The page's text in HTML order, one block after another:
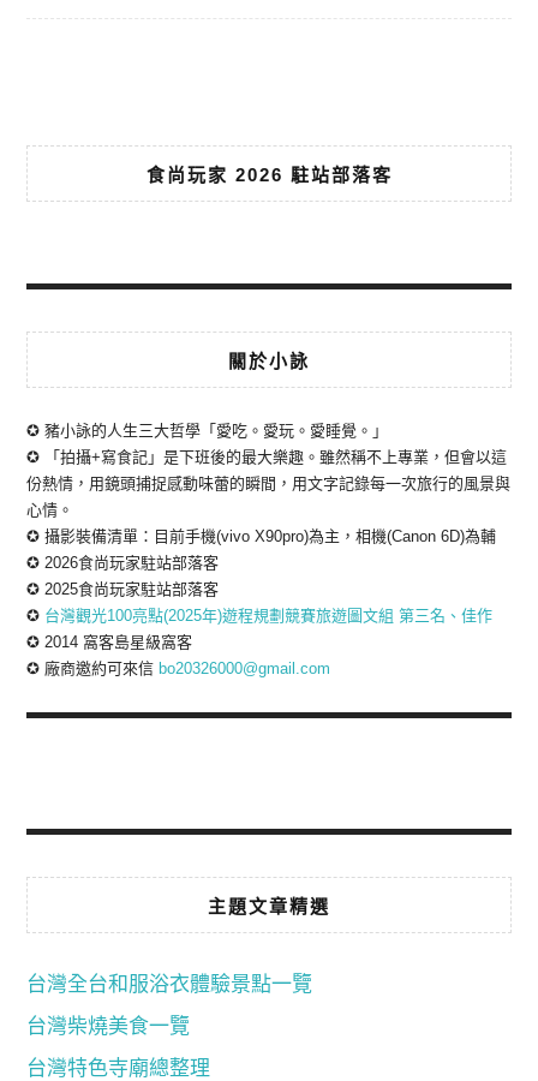
食尚玩家 2026 駐站部落客
關於小詠
✪ 豬小詠的人生三大哲學「愛吃。愛玩。愛睡覺。」
✪ 「拍攝+寫食記」是下班後的最大樂趣。雖然稱不上專業，但會以這
份熱情，用鏡頭捕捉感動味蕾的瞬間，用文字記錄每一次旅行的風景與
心情。
✪ 攝影裝備清單：目前手機(vivo X90pro)為主，相機(Canon 6D)為輔
✪ 2026食尚玩家駐站部落客
✪ 2025食尚玩家駐站部落客
✪ 台灣觀光100亮點(2025年)遊程規劃競賽旅遊圖文組 第三名、佳作
✪ 2014 窩客島星級窩客
✪ 廠商邀約可來信 bo20326000@gmail.com
主題文章精選
台灣全台和服浴衣體驗景點一覽
台灣柴燒美食一覽
台灣特色寺廟總整理